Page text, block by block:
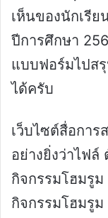
เห็นของนักเรีย
ปีการศึกษา
แบบฟอร์มไปส
ได้ครับ
เว็บไซต์สื่อการ
อย่างยิ่งว่าไฟล์
กิจกรรมโฮมรู
กิจกรรมโฮมรู